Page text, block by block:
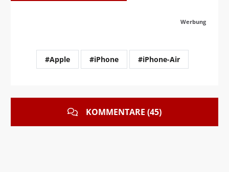
Werbung
#Apple #iPhone #iPhone-Air
KOMMENTARE (45)